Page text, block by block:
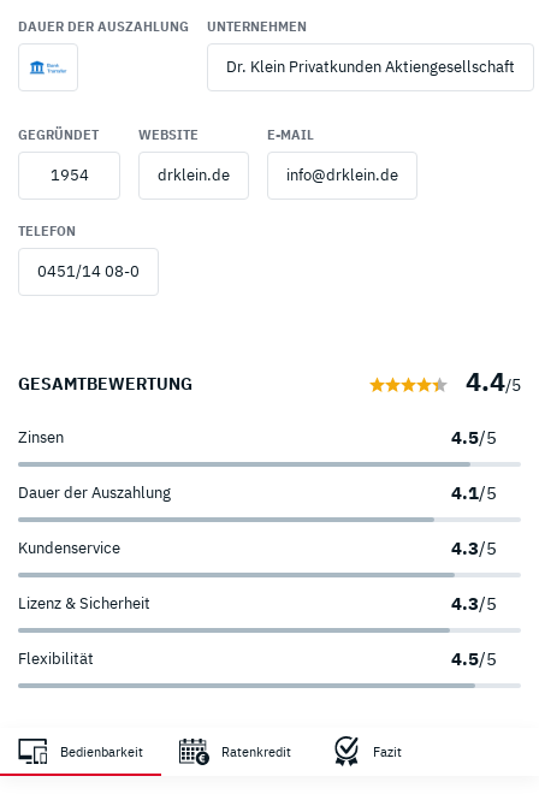
DAUER DER AUSZAHLUNG UNTERNEHMEN
Dr. Klein Privatkunden Aktiengesellschaft
GEGRÜNDET
1954
WEBSITE
drklein.de
E-MAIL
info@drklein.de
TELEFON
0451/14 08-0
GESAMTBEWERTUNG 4.4/5
Zinsen 4.5/5
Dauer der Auszahlung 4.1/5
Kundenservice 4.3/5
Lizenz & Sicherheit 4.3/5
Flexibilität 4.5/5
Bedienbarkeit Ratenkredit Fazit